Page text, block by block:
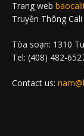
Trang web
Truyền Thông
Tòa soạn: 1310
Tel: (408) 482-
Contact us: